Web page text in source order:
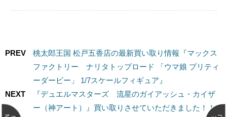
PREV
桃太郎王国 松戸五香店の最新買い取り情報『マックス
ファクトリー ナリタトップロード ​「ウマ娘 ​プリティ
ーダービー」 ​1/7スケールフィギュア』
NEXT
『デュエルマスターズ 流星のガイアッシュ・カイザ
ー（神アート）』買い取りさせていただきました！！